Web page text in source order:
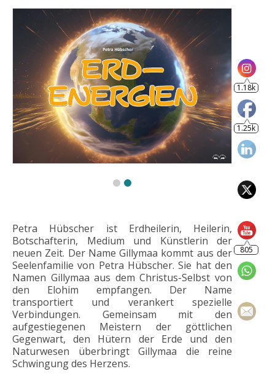
Petra Hübscher ist Erdheilerin, Heilerin,
Botschafterin, Medium und Künstlerin der
neuen Zeit. Der Name Gillymaa kommt aus der
Seelenfamilie von Petra Hübscher. Sie hat den
Namen Gillymaa aus dem Christus-Selbst von
den Elohim empfangen. Der Name
transportiert und verankert spezielle
Verbindungen. Gemeinsam mit den
aufgestiegenen Meistern der göttlichen
Gegenwart, den Hütern der Erde und den
Naturwesen überbringt Gillymaa die reine
Schwingung des Herzens.
805